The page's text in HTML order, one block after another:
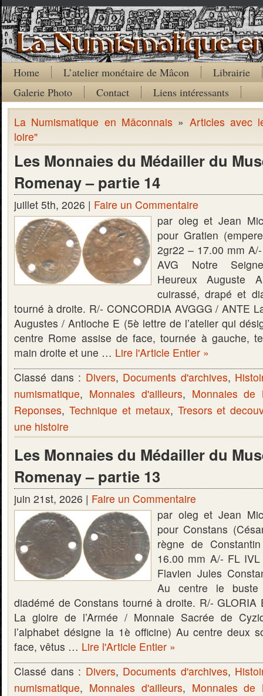
Home L’atelier monétaire de Mâcon
Librairie
Galerie Photo
Contact Liens intéressants
La Numismatique en Mâconnais » Articles avec
loire"
Les Monnaies du Médailler du
Romenay – partie 14
juillet 5th, 2026 | Faire un Commentaire
par oleg et Jean
pour Gratien
2gr22 – 17.00 mm
AVG Notre
Heureux Auguste
cuirassé, drapé et
tourné à droite. R/- CONCORDIA AVGGG / ANTE
Augustes / Antioche E (5è lettre de l’atelier qui
centre Rome assise de face, tournée à gauche,
main droite et une … Lire l'Article Entier »
Classé dans : Divers, Documents d'archives,
numismatique, Monnaies d'ailleurs, Monnaies de
Reponses, Technique et metaux, Tresors et
une histoire
Les Monnaies du Médailler du
Romenay – partie 13
juin 21st, 2026 | Faire un Commentaire
par oleg et Jean
pour Constans
règne de
16.00 mm A/- FL
Flavien Jules
Au centre le buste
diadémé de Constans tourné à droite. R/- GLORIA
La gloire de l’Armée / Monnaie Sacrée de
l’alphabet désigne la 1è officine) Au centre deux
face, vêtus … Lire l'Article Entier »
Classé dans : Divers, Documents d'archives,
numismatique, Monnaies d'ailleurs, Monnaies de